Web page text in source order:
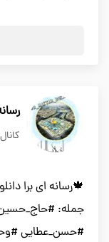
🍁رسانه ای برا
جمله:
#حسن_عطایی